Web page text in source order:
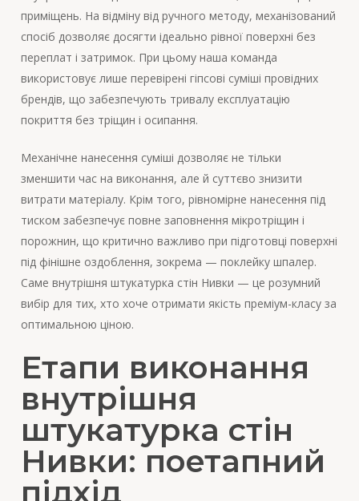
приміщень. На відміну від ручного методу, механізований
спосіб дозволяє досягти ідеально рівної поверхні без
переплат і затримок. При цьому наша команда
використовує лише перевірені гіпсові суміші провідних
брендів, що забезпечують тривалу експлуатацію
покриття без тріщин і осипання.
Механічне нанесення суміші дозволяє не тільки
зменшити час на виконання, але й суттєво знизити
витрати матеріалу. Крім того, рівномірне нанесення під
тиском забезпечує повне заповнення мікротріщин і
порожнин, що критично важливо при підготовці поверхні
під фінішне оздоблення, зокрема — поклейку шпалер.
Саме внутрішня штукатурка стін Нивки — це розумний
вибір для тих, хто хоче отримати якість преміум-класу за
оптимальною ціною.
Етапи виконання
внутрішня
штукатурка стін
Нивки: поетапний
підхід